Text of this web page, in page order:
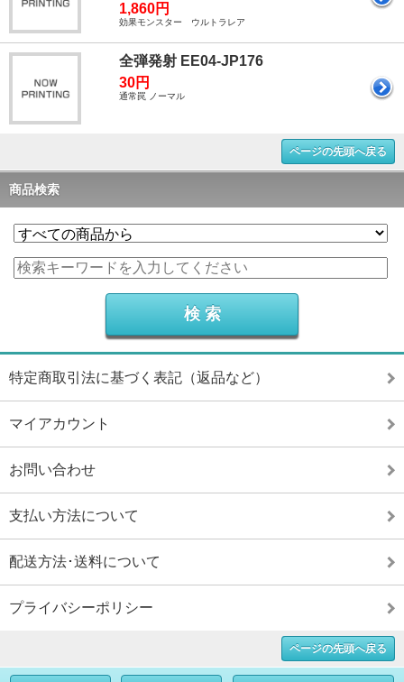
1,860円
効果モンスター ウルトラレア
全弾発射 EE04-JP176
30円
通常罠 ノーマル
ページの先頭へ戻る
商品検索
特定商取引法に基づく表記（返品など）
マイアカウント
お問い合わせ
支払い方法について
配送方法･送料について
プライバシーポリシー
ページの先頭へ戻る